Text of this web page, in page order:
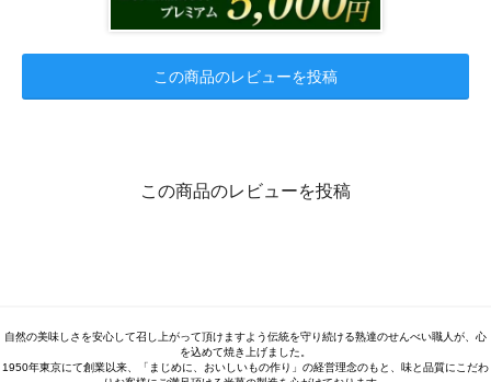
この商品のレビューを投稿
この商品のレビューを投稿
自然の美味しさを安心して召し上がって頂けますよう伝統を守り続ける熟達のせんべい職人が、心
を込めて焼き上げました。
1950年東京にて創業以来、「まじめに、おいしいもの作り」の経営理念のもと、味と品質にこだわ